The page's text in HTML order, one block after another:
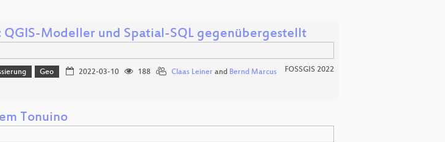
Modeller und Spatial-SQL gegenübergestellt
Geo 2022-03-10 188 Claas Leinerand Bernd Marcus FOSSGIS 2022
Tonuino